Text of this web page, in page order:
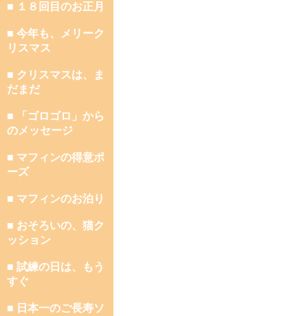
■ １８回目のお正月
■ 今年も、メリーク
リスマス
■ クリスマスは、ま
だまだ
■ 「ゴロゴロ」から
のメッセージ
■ マフィンの得意ポ
ーズ
■ マフィンのお泊り
■ おそろいの、猫ク
ッション
■ 試練の日は、もう
すぐ
■ 日本一のご長寿ソ